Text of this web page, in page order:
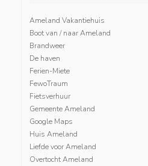
Ameland Vakantiehuis
Boot van / naar Ameland
Brandweer
De haven
Ferien-Miete
FewoTraum
Fietsverhuur
Gemeente Ameland
Google Maps
Huis Ameland
Liefde voor Ameland
Overtocht Ameland